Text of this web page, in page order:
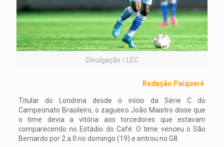
Divulgação / LEC
Redação Paiquerê
Titular do Londrina desde o início da Série C do
Campeonato Brasileiro, o zagueiro João Maistro disse que
o time devia a vitória aos torcedores que estavam
comparecendo no Estádio do Café. O time venceu o São
Bernardo por 2 a 0 no domingo (19) e entrou no G8.